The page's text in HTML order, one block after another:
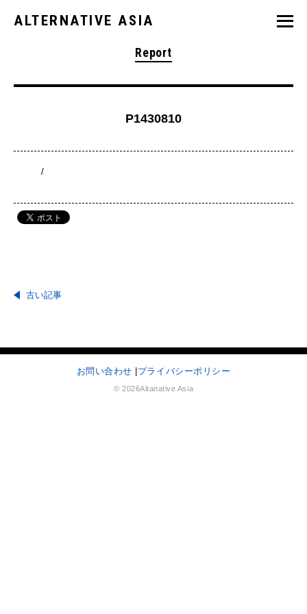
ALTERNATIVE ASIA
Report
P1430810
/
古い記事
お問い合わせ プライバシーポリシー
© 2026Altanative Asia